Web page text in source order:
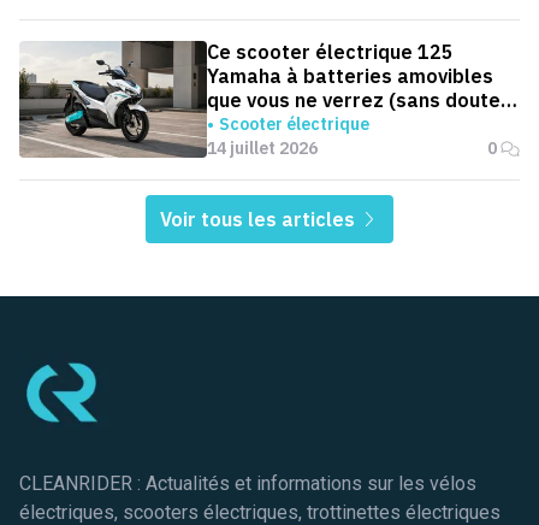
Ce scooter électrique 125
Yamaha à batteries amovibles
que vous ne verrez (sans doute)
jamais en Europe
Scooter électrique
14 juillet 2026
0
Voir tous les articles
CLEANRIDER : Actualités et informations sur les vélos
électriques, scooters électriques, trottinettes électriques